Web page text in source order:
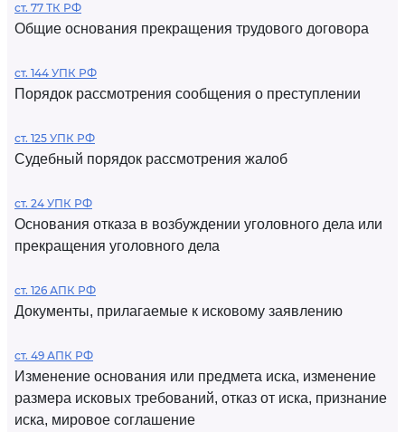
ст. 77 ТК РФ
Общие основания прекращения трудового договора
ст. 144 УПК РФ
Порядок рассмотрения сообщения о преступлении
ст. 125 УПК РФ
Судебный порядок рассмотрения жалоб
ст. 24 УПК РФ
Основания отказа в возбуждении уголовного дела или
прекращения уголовного дела
ст. 126 АПК РФ
Документы, прилагаемые к исковому заявлению
ст. 49 АПК РФ
Изменение основания или предмета иска, изменение
размера исковых требований, отказ от иска, признание
иска, мировое соглашение